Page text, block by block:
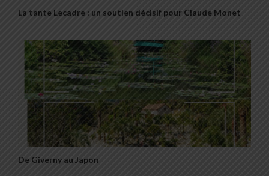
La tante Lecadre : un soutien décisif pour Claude Monet
De Giverny au Japon